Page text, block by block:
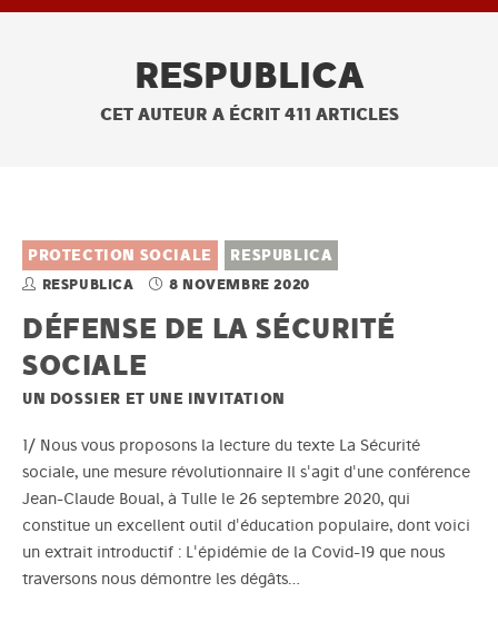
RESPUBLICA
CET AUTEUR A ÉCRIT 411 ARTICLES
PROTECTION SOCIALE RESPUBLICA
RESPUBLICA 8 NOVEMBRE 2020
DÉFENSE DE LA SÉCURITÉ
SOCIALE
UN DOSSIER ET UNE INVITATION
1/ Nous vous proposons la lecture du texte La Sécurité
sociale, une mesure révolutionnaire Il s'agit d'une conférence
Jean-Claude Boual, à Tulle le 26 septembre 2020, qui
constitue un excellent outil d'éducation populaire, dont voici
un extrait introductif : L'épidémie de la Covid-19 que nous
traversons nous démontre les dégâts…